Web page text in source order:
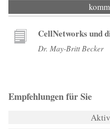
CellNetworks und
Dr. May-Britt Becker
Empfehlungen für Sie